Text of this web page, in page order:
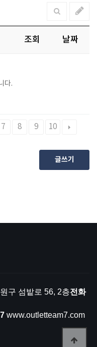
조회 날짜
다.
7 8 9 10
글쓰기
구 섬밭로 56, 2층전화
www.outletteam7.com